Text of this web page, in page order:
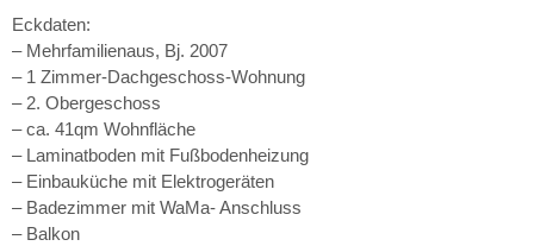
Eckdaten:
– Mehrfamilienaus, Bj. 2007
– 1 Zimmer-Dachgeschoss-Wohnung
– 2. Obergeschoss
– ca. 41qm Wohnfläche
– Laminatboden mit Fußbodenheizung
– Einbauküche mit Elektrogeräten
– Badezimmer mit WaMa- Anschluss
– Balkon